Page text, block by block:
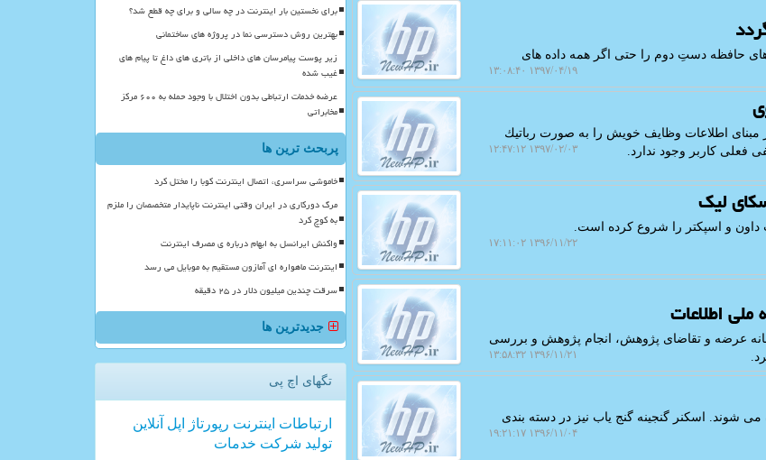
حافظه دستِ دوم را حتی اگر همه داده های
۱۳۹۷/۰۴/۱۹ ۱۳:۰۸:۴۰
مبنای اطلاعات وظایف خویش را به صورت رباتیك
فعلی كاربر وجود ندارد.
۱۳۹۷/۰۲/۰۳ ۱۲:۴۷:۱۲
لیك
داون و اسپكتر را شروع كرده است.
۱۳۹۶/۱۱/۲۲ ۱۷:۱۱:۰۲
اطلاعات
عرضه و تقاضای پژوهش، انجام پژوهش و بررسی
۱۳۹۶/۱۱/۲۱ ۱۳:۵۸:۳۲
می شوند. اسكنر گنجینه گنج یاب نیز در دسته بندی
۱۳۹۶/۱۱/۰۴ ۱۹:۲۱:۱۷
برای نخستین بار اینترنت در چه سالی و برای چه قطع شد؟
بهترین روش دسترسی نما در پروژه های ساختمانی
زیر پوست پیامرسان های داخلی از باتری های داغ تا پیام های
غیب شده
عرضه خدمات ارتباطی بدون اختلال با وجود حمله به ۶۰۰ مرکز
مخابراتی
پربحث ترین ها
خاموشی سراسری، اتصال اینترنت کوبا را مختل کرد
مرگ دورکاری در ایران وقتی اینترنت ناپایدار متخصصان را ملزم
به کوچ کرد
واکنش ایرانسل به ابهام درباره ی مصرف اینترنت
اینترنت ماهواره ای آمازون مستقیم به موبایل می رسد
سرقت چندین میلیون دلار در ۲۵ دقیقه
جدیدترین ها
تگهای اچ پی
ارتباطات اینترنت رپورتاژ اپل آنلاین
تولید شركت خدمات